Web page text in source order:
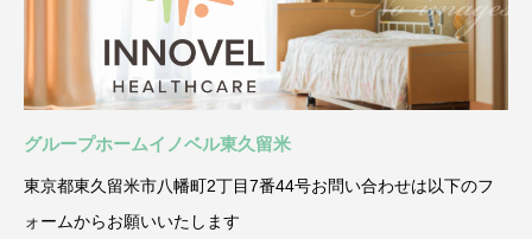
グループホームイノベル東久留米
東京都東久留米市八幡町2丁目7番44号お問い合わせは以下のフ
ォームからお願いいたします